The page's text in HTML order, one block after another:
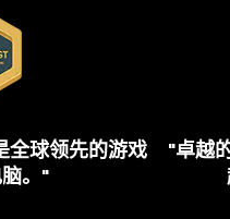
全球领先的游戏
。"
"卓越